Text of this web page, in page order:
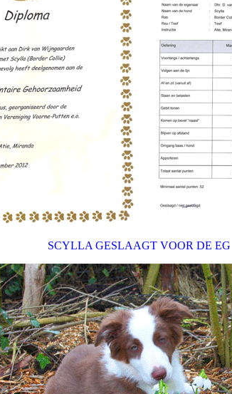
SCYLLA GESLAAGT VOOR DE EG